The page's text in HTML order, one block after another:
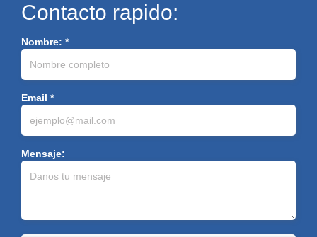
Contacto rapido:
Nombre: *
Email *
Mensaje: